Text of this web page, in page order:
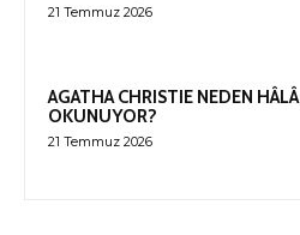
21 Temmuz 2026
AGATHA CHRISTIE NEDEN HÂLÂ
OKUNUYOR?
21 Temmuz 2026